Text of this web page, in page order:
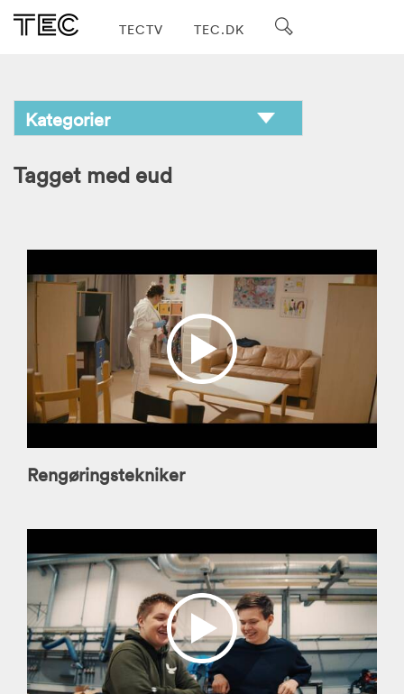
TECTV TEC.DK
Tagget med eud
Rengøringstekniker